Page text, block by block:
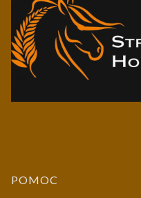
Linki w stopce
POMOC